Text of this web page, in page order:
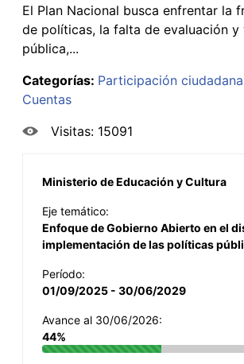
El Plan Nacional busca enfrentar la
de políticas, la falta de evaluación y
pública,...
Categorías: Participación ciudadana
Cuentas
Visitas: 15091
Ministerio de Educación y Cultura
Eje temático:
Enfoque de Gobierno Abierto en el
implementación de las políticas
Período:
01/09/2025 - 30/06/2029
Avance al 30/06/2026:
44%